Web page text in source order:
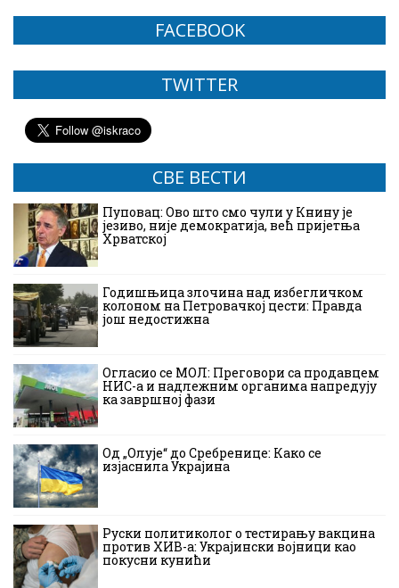
FACEBOOK
TWITTER
СВЕ ВЕСТИ
Пуповац: Ово што смо чули у Книну је
језиво, није демократија, већ пријетња
Хрватској
Годишњица злочина над избегличком
колоном на Петровачкој цести: Правда
још недостижна
Огласио се МОЛ: Преговори са продавцем
НИС-а и надлежним органима напредују
ка завршној фази
Од „Олује“ до Сребренице: Како се
изјаснила Украјина
Руски политиколог о тестирању вакцина
против ХИВ-а: Украјински војници као
покусни кунићи